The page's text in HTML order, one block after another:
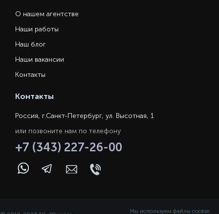
О нашем агентстве
Наши работы
Наш блог
Наши вакансии
Контакты
Контакты
Россия, г.Санкт-Петербург, ул. Высотная, 1
или позвоните нам по телефону
+7 (343) 227-26-00
Мы используем файлы cookie